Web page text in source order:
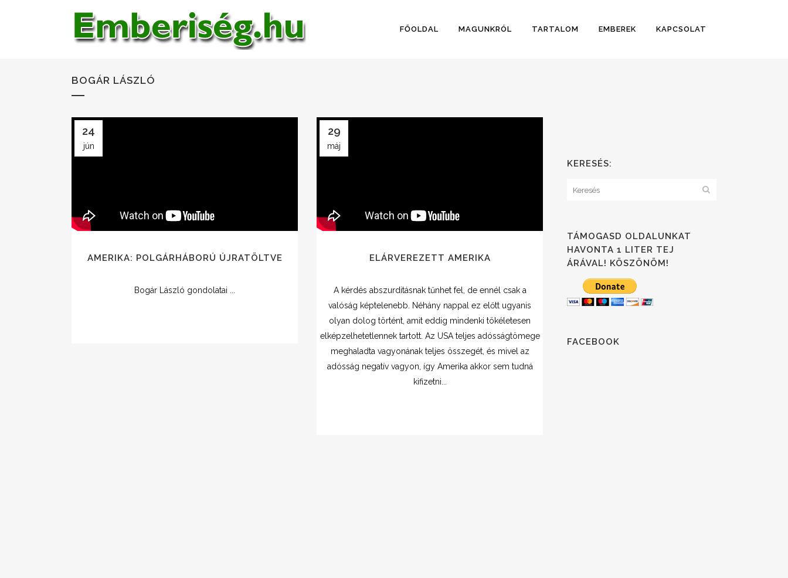
FŐOLDAL MAGUNKRÓL TARTALOM EMBEREK KAPCSOLAT
BOGÁR LÁSZLÓ
24
jún
AMERIKA: POLGÁRHÁBORÚ ÚJRATÖLTVE
Bogár László gondolatai ...
29
máj
ELÁRVEREZETT AMERIKA
A kérdés abszurditásnak tűnhet fel, de ennél csak a
valóság képtelenebb. Néhány nappal ez előtt ugyanis
olyan dolog történt, amit eddig mindenki tökéletesen
elképzelhetetlennek tartott. Az USA teljes adósságtömege
meghaladta vagyonának teljes összegét, és mivel az
adósság negatív vagyon, így Amerika akkor sem tudná
kifizetni...
KERESÉS:
TÁMOGASD OLDALUNKAT
HAVONTA 1 LITER TEJ
ÁRÁVAL! KÖSZÖNÖM!
FACEBOOK